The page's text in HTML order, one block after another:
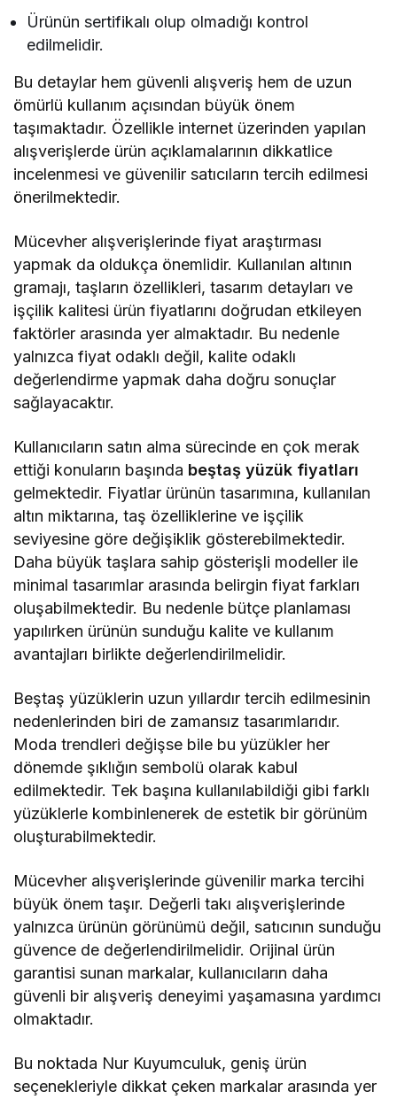
Ürünün sertifikalı olup olmadığı kontrol
edilmelidir.
Bu detaylar hem güvenli alışveriş hem de uzun
ömürlü kullanım açısından büyük önem
taşımaktadır. Özellikle internet üzerinden yapılan
alışverişlerde ürün açıklamalarının dikkatlice
incelenmesi ve güvenilir satıcıların tercih edilmesi
önerilmektedir.
Mücevher alışverişlerinde fiyat araştırması
yapmak da oldukça önemlidir. Kullanılan altının
gramajı, taşların özellikleri, tasarım detayları ve
işçilik kalitesi ürün fiyatlarını doğrudan etkileyen
faktörler arasında yer almaktadır. Bu nedenle
yalnızca fiyat odaklı değil, kalite odaklı
değerlendirme yapmak daha doğru sonuçlar
sağlayacaktır.
Kullanıcıların satın alma sürecinde en çok merak
ettiği konuların başında beştaş yüzük fiyatları
gelmektedir. Fiyatlar ürünün tasarımına, kullanılan
altın miktarına, taş özelliklerine ve işçilik
seviyesine göre değişiklik gösterebilmektedir.
Daha büyük taşlara sahip gösterişli modeller ile
minimal tasarımlar arasında belirgin fiyat farkları
oluşabilmektedir. Bu nedenle bütçe planlaması
yapılırken ürünün sunduğu kalite ve kullanım
avantajları birlikte değerlendirilmelidir.
Beştaş yüzüklerin uzun yıllardır tercih edilmesinin
nedenlerinden biri de zamansız tasarımlarıdır.
Moda trendleri değişse bile bu yüzükler her
dönemde şıklığın sembolü olarak kabul
edilmektedir. Tek başına kullanılabildiği gibi farklı
yüzüklerle kombinlenerek de estetik bir görünüm
oluşturabilmektedir.
Mücevher alışverişlerinde güvenilir marka tercihi
büyük önem taşır. Değerli takı alışverişlerinde
yalnızca ürünün görünümü değil, satıcının sunduğu
güvence de değerlendirilmelidir. Orijinal ürün
garantisi sunan markalar, kullanıcıların daha
güvenli bir alışveriş deneyimi yaşamasına yardımcı
olmaktadır.
Bu noktada Nur Kuyumculuk, geniş ürün
seçenekleriyle dikkat çeken markalar arasında yer